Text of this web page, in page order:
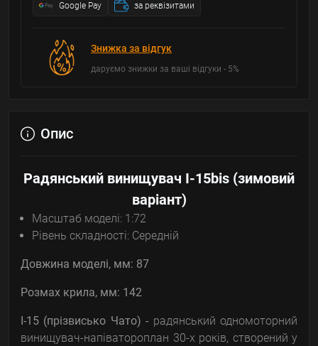
Google Pay за реквізитами
Знижка за відгук
даруємо знижки за ваші відгуки - 5%
Опис
Радянський винищувач I-15bis (зимовий
варіант)
Масштаб моделі: 1:72
Рівень складності: Середній
Довжина моделі, мм: 87
Розмах крила, мм: 142
І-15 (прізвисько Чато) - радянський одномоторний
винищувач-напіватороплан 30-х років, створений у